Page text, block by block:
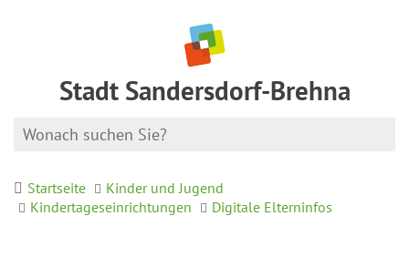
Stadt Sandersdorf-Brehna
Startseite
Kinder und Jugend
Kindertageseinrichtungen
Digitale Elterninfos